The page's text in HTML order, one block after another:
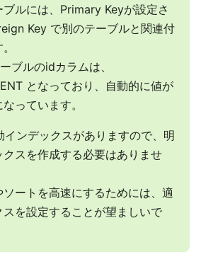
ルには、Primary Keyが設定さ
Key で別のテーブルと関連付
ブルのidカラムは、
となっており、自動的に値が
っています。
インデックスがありますので、明
スを作成する必要はありませ
ソートを高速にするためには、適
を設定することが望ましいで